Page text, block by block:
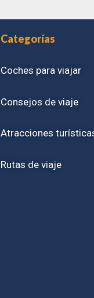
Categorías
Coches para viajar
Consejos de viaje
Atracciones
Rutas de viaje